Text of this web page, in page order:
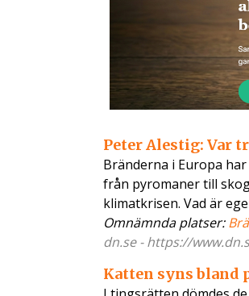
Peter Alestig: Var
Bränderna i Europa
från pyromaner till
klimatkrisen. Vad är
Omnämnda platser:
dn.se - https://
Katten syns bland